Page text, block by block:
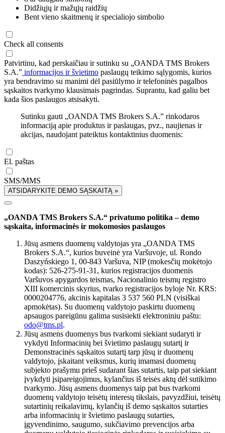
Didžiųjų ir mažųjų raidžių
Bent vieno skaitmenų ir specialiojo simbolio
Check all consents
Patvirtinu, kad perskaičiau ir sutinku su „OANDA TMS Brokers
S.A.” informacijos ir švietimo paslaugų teikimo sąlygomis, kurios
yra bendravimo su manimi dėl pasiūlymo ir telefoninės pagalbos
sąskaitos tvarkymo klausimais pagrindas. Suprantu, kad galiu bet
kada šios paslaugos atsisakyti.
Sutinku gauti „OANDA TMS Brokers S.A.” rinkodaros
informaciją apie produktus ir paslaugas, pvz., naujienas ir
akcijas, naudojant pateiktus kontaktinius duomenis:
El. paštas
SMS/MMS
ATSIDARYKITE DEMO SĄSKAITĄ »
„OANDA TMS Brokers S.A.“ privatumo politika – demo
sąskaita, informacinės ir mokomosios paslaugos
Jūsų asmens duomenų valdytojas yra „OANDA TMS
Brokers S.A.“, kurios buveinė yra Varšuvoje, ul. Rondo
Daszyńskiego 1, 00-843 Varšuva, NIP (mokesčių mokėtojo
kodas): 526-275-91-31, kurios registracijos duomenis
Varšuvos apygardos teismas, Nacionalinio teismų registro
XIII komercinis skyrius, tvarko registracijos byloje Nr. KRS:
0000204776, akcinis kapitalas 3 537 560 PLN (visiškai
apmokėtas). Su duomenų valdytojo paskirtu duomenų
apsaugos pareigūnu galima susisiekti elektroniniu paštu:
odo@tms.pl.
Jūsų asmens duomenys bus tvarkomi siekiant sudaryti ir
vykdyti Informacinių bei švietimo paslaugų sutartį ir
Demonstracinės sąskaitos sutartį tarp jūsų ir duomenų
valdytojo, įskaitant veiksmus, kurių imamasi duomenų
subjekto prašymu prieš sudarant šias sutartis, taip pat siekiant
įvykdyti įsipareigojimus, kylančius iš teisės aktų dėl sutikimo
tvarkymo. Jūsų asmens duomenys taip pat bus tvarkomi
duomenų valdytojo teisėtų interesų tikslais, pavyzdžiui, teisėtų
sutartinių reikalavimų, kylančių iš demo sąskaitos sutarties
arba informacinių ir švietimo paslaugų sutarties,
įgyvendinimo, saugumo, sukčiavimo prevencijos arba